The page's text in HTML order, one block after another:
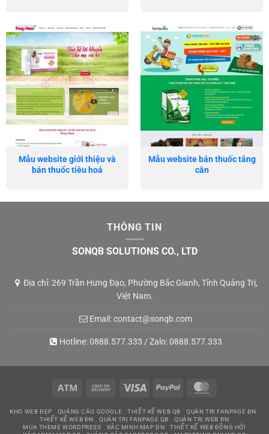
Mẫu website giới thiệu và
bán thuốc tiêu hoá
Mẫu website bán thuốc tăng
cân
THÔNG TIN
SONQB SOLUTIONS CO., LTD
Địa chỉ: 269 Trần Hưng Đạo, Phường Bắc Gianh, Tỉnh Quảng Trị,
Việt Nam.
Email:contact@sonqb.com
Hotline:0888.577.333 / Zalo:0888.577.333
Atm
Cash
Delivery
Visa PayPal
KHO WEB ĐẸP QUẢNG CÁO GOOGLE THIẾT KẾ WEB QB
QUẢN TRỊ FANPAGE ĐN
THIẾT KẾ WEB ĐN
QUẢN TRỊ FANPAGE QB
QUẢN TRỊ WEB ĐN
MUA THEME WORDPRESS
XÁC MINH MAP ĐN
THIẾT KẾ WEB ĐỒNG HỚI